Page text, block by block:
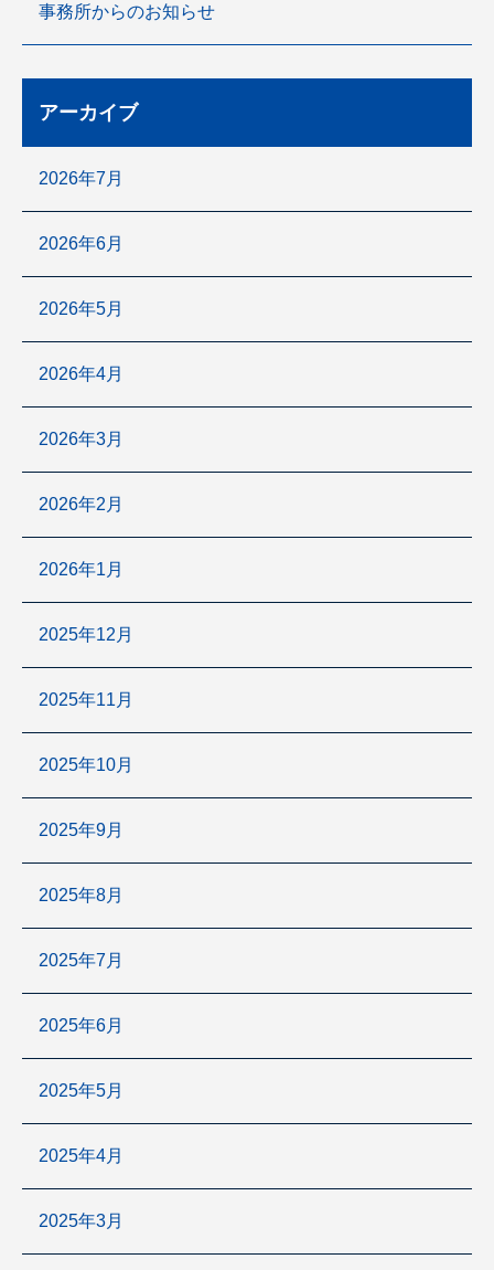
事務所からのお知らせ
アーカイブ
2026年7月
2026年6月
2026年5月
2026年4月
2026年3月
2026年2月
2026年1月
2025年12月
2025年11月
2025年10月
2025年9月
2025年8月
2025年7月
2025年6月
2025年5月
2025年4月
2025年3月